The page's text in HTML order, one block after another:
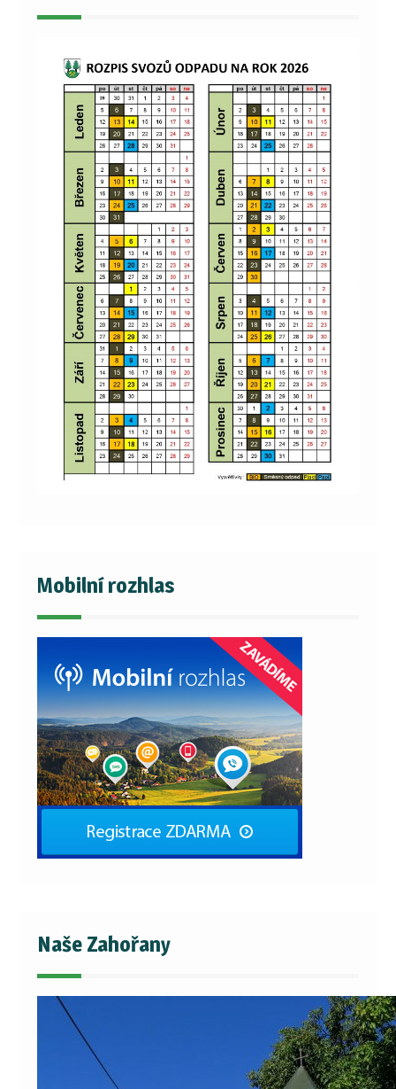
Mobilní rozhlas
Naše Zahořany